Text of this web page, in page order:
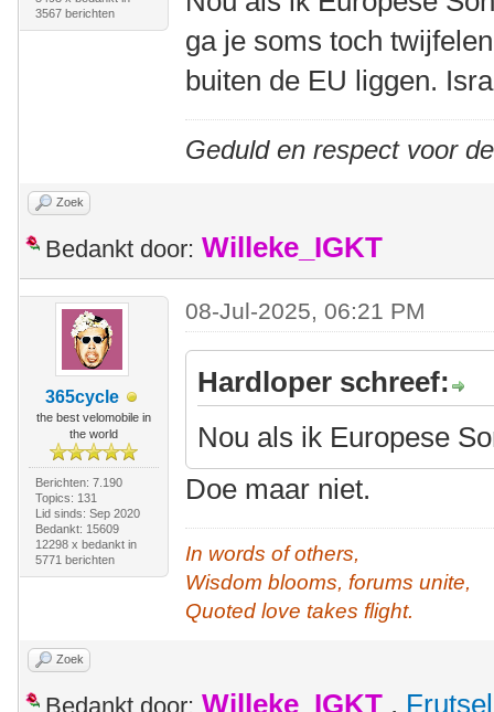
3567 berichten
ga je soms toch
buiten de EU liggen.
Geduld en respect voor
Zoek
Bedankt door: Willeke_IGKT
365cycle
the best velomobile in
the world
Berichten: 7.190
Topics: 131
Lid sinds: Sep 2020
Bedankt: 15609
12298 x bedankt in
5771 berichten
08-Jul-2025, 06:21 PM
Hardloper schreef:
Nou als ik Europese
Doe maar niet.
In words of others,
Wisdom blooms, forums unite,
Quoted love takes flight.
Zoek
Bedankt door: Willeke_IGKT , Frutsel